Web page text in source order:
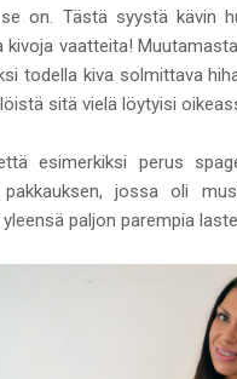
on. Tästä syystä kävin
kivoja vaatteita!
todella kiva solmittava
sitä vielä löytyisi
esimerkiksi perus
pakkauksen, jossa oli
paljon parempia